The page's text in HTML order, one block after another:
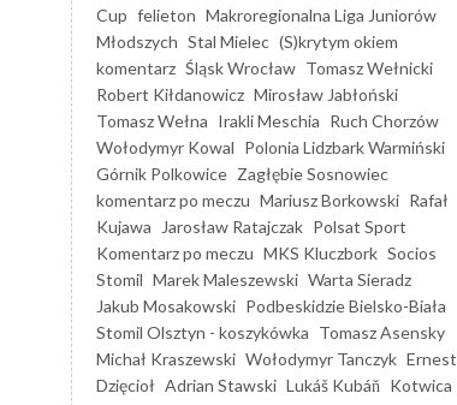
Cup felieton Makroregionalna Liga Juniorów
Młodszych Stal Mielec (S)krytym okiem
komentarz Śląsk Wrocław Tomasz Wełnicki
Robert Kiłdanowicz Mirosław Jabłoński
Tomasz Wełna Irakli Meschia Ruch Chorzów
Wołodymyr Kowal Polonia Lidzbark Warmiński
Górnik Polkowice Zagłębie Sosnowiec
komentarz po meczu Mariusz Borkowski Rafał
Kujawa
Jarosław Ratajczak Polsat Sport
Komentarz po meczu MKS Kluczbork Socios
Stomil Marek Maleszewski Warta Sieradz
Jakub Mosakowski Podbeskidzie Bielsko-Biała
Stomil Olsztyn - koszykówka Tomasz Asensky
Michał Kraszewski Wołodymyr Tanczyk Ernest
Dzięcioł Adrian Stawski Lukáš Kubáň Kotwica